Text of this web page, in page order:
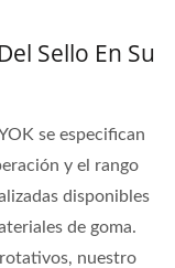
Sello En Su
se especifican
y el rango
disponibles
de goma.
nuestro